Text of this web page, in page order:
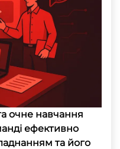
очне навчання
ефективно
та його